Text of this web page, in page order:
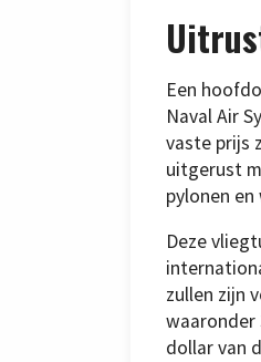
Een
Naval Air
vaste prijs
uitgerust
pylonen
Deze
zullen zijn
waaronder
dollar van